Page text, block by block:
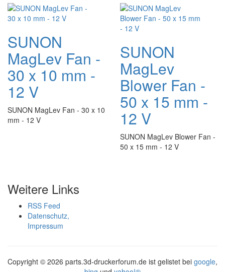
SUNON
MagLev Fan -
30 x 10 mm -
12 V
SUNON MagLev Fan - 30 x 10
mm - 12 V
SUNON
MagLev
Blower Fan -
50 x 15 mm -
12 V
SUNON MagLev Blower Fan -
50 x 15 mm - 12 V
Weitere Links
RSS Feed
Datenschutz,
Impressum
Copyright © 2026 parts.3d-druckerforum.de ist gelistet bei google,